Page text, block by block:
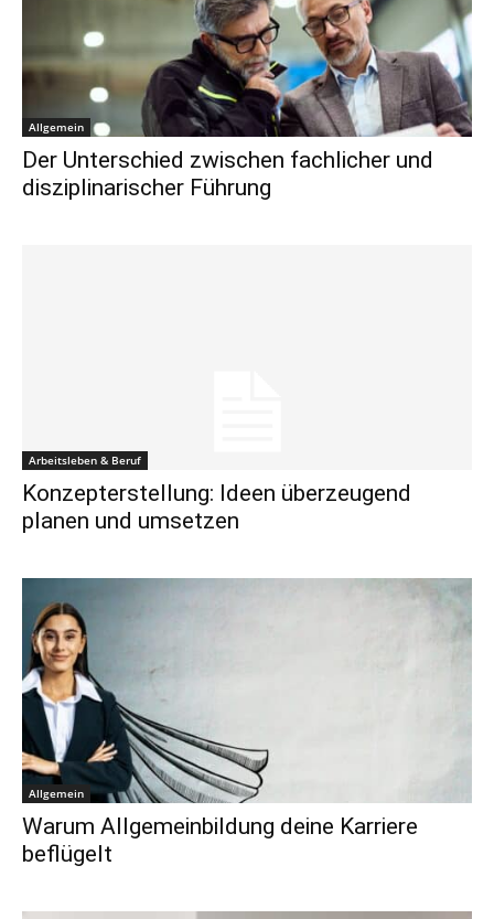
Allgemein
Der Unterschied zwischen fachlicher und
disziplinarischer Führung
Arbeitsleben & Beruf
Konzepterstellung: Ideen überzeugend
planen und umsetzen
Allgemein
Warum Allgemeinbildung deine Karriere
beflügelt